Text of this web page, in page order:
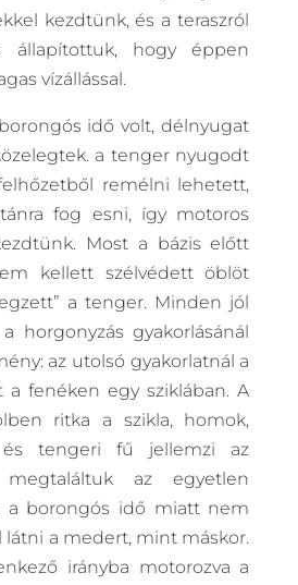
kezdtünk, és a teraszról
hogy éppen
vízállással.
idő volt, délnyugat
a tenger nyugodt
remélni lehetett,
fog esni, így motoros
Most a bázis előtt
kellett szélvédett öblöt
a tenger. Minden jól
horgonyzás gyakorlásánál
az utolsó gyakorlatnál a
a fenéken egy sziklában. A
ritka a szikla, homok,
tengeri fű jellemzi az
az egyetlen
a borongós idő miatt nem
látni a medert, mint máskor.
irányba motorozva a